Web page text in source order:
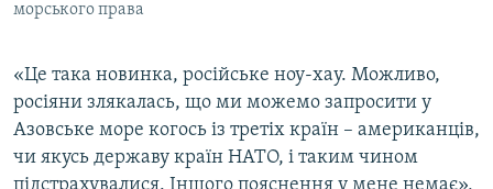
морського права
«Це така новинка, російське ноу-хау. Можливо,
росіяни злякалась, що ми можемо запросити у
Азовське море когось із третіх країн – американців,
чи якусь державу країн НАТО, і таким чином